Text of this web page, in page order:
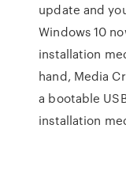
update and
Windows 10
installation
hand, Media
a bootable
installation